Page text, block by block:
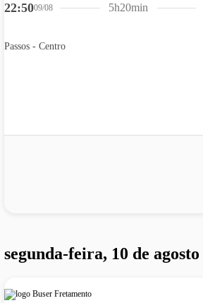
22:5009/08
Passos - Centro
5h20min
segunda-feira, 10 de agosto